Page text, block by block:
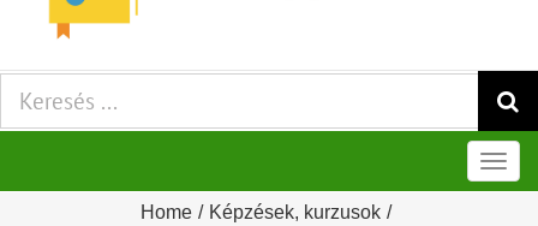
Keresés:
Home / Képzések, kurzusok /